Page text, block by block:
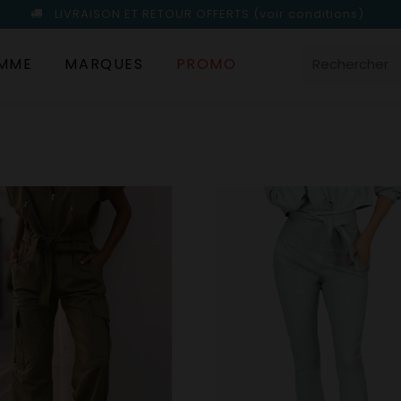
LIVRAISON ET RETOUR OFFERTS (voir conditions)
MARQUES PROMO